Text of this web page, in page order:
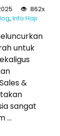
862x
, Info Haji
untuk
&
sangat
...